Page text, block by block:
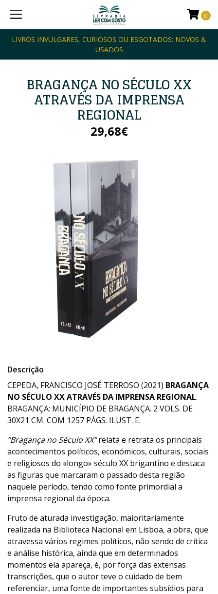
LIVROS INVULGARES, CURIOSOS OU ESGOTADOS: NOVOS &
USADOS
0
BRAGANÇA NO SÉCULO XX
ATRAVÉS DA IMPRENSA
REGIONAL
29,68€
Descrição
CEPEDA, FRANCISCO JOSÉ TERROSO (2021) BRAGANÇA
NO SÉCULO XX ATRAVÉS DA IMPRENSA REGIONAL.
BRAGANÇA: MUNICÍPIO DE BRAGANÇA. 2 VOLS. DE
30X21 CM. COM 1257 PÁGS. ILUST. E.
“Bragança no Século XX”relata e retrata os principais
acontecimentos políticos, económicos, culturais, sociais
e religiosos do «longo» século XX brigantino e destaca
as figuras que marcaram o passado desta região
naquele período, tendo como fonte primordial a
imprensa regional da época.
Fruto de aturada investigação, maioritariamente
realizada na Biblioteca Nacional em Lisboa, a obra, que
atravessa vários regimes políticos, não sendo de crítica
e análise histórica, ainda que em determinados
momentos ela apareça, é, por força das extensas
transcrições, que o autor teve o cuidado de bem
referenciar, uma fonte de importantes subsídios para